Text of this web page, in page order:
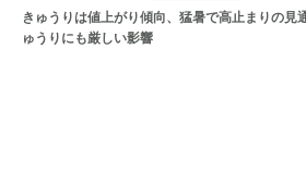
きゅうりは値上がり傾向、猛暑で高止まりの見
ゅうりにも厳しい影響